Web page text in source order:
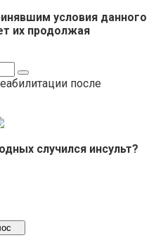
условия данного
их продолжая
после
случился инсульт?